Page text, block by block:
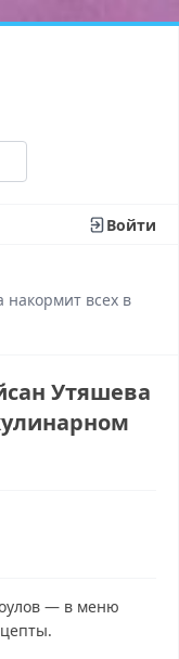
Войти
накормит всех в
Утяшева
— в меню